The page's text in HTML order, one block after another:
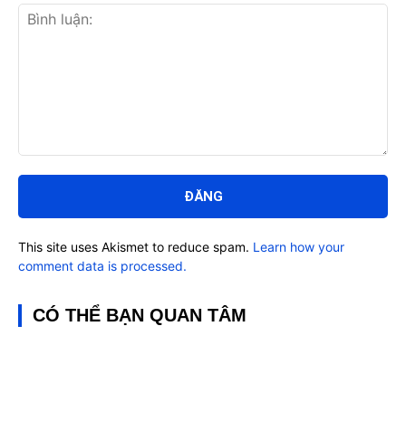
luận:
This site uses Akismet to reduce spam. Learn how your
comment data is processed.
CÓ THỂ BẠN QUAN TÂM